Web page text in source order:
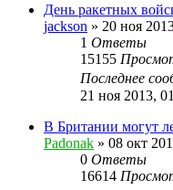
День ракетных
jackson » 20 ноя
1 Ответы
15155
Последнее
21 ноя 2013,
В Британии могут
Padonak » 08 окт
0 Ответы
16614